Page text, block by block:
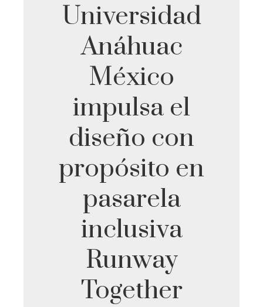
Universidad
Anáhuac
México
impulsa el
diseño con
propósito en
pasarela
inclusiva
Runway
Together